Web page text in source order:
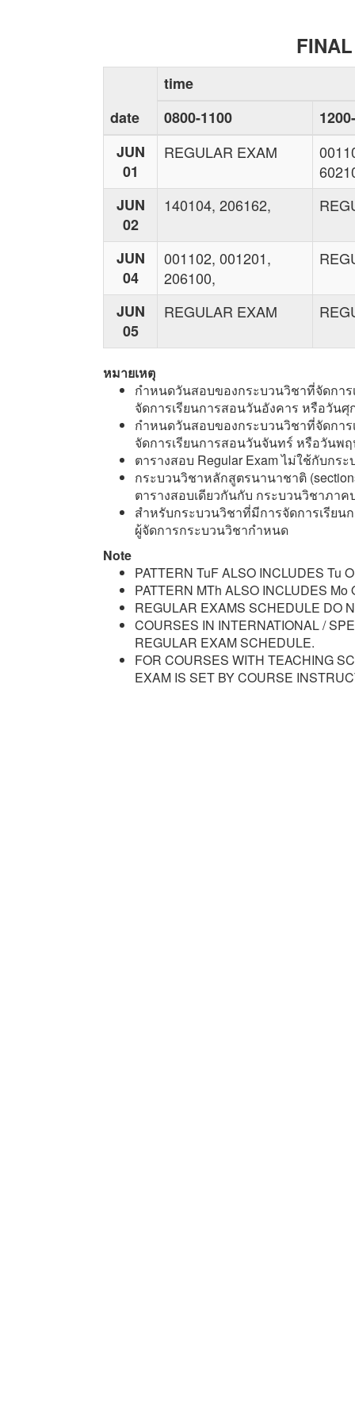
date
time
0800-1100
JUN
01
REGULAR EXAM
JUN
02
140104, 206162,
JUN
04
001102, 001201,
206100,
JUN
05
REGULAR EXAM
หมายเหตุ
กำหนดวันสอบของกระบวนวิชาที่จัดกา
จัดการเรียนการสอนวันอังคาร หรือวันศุ
กำหนดวันสอบของกระบวนวิชาที่จัดกา
จัดการเรียนการสอนวันจันทร์ หรือวันพ
ตารางสอบ Regular Exam ไม่ใช้กับกร
กระบวนวิชาหลักสูตรนานาชาติ
ตารางสอบเดียวกันกับ กระบวนวิชาภาค
สำหรับกระบวนวิชาที่มีการจัดการเรียน
ผู้จัดการกระบวนวิชากำหนด
Note
PATTERN TuF ALSO INCLUDES Tu
PATTERN MTh ALSO INCLUDES Mo
REGULAR EXAMS SCHEDULE DO
COURSES IN INTERNATIONAL /
REGULAR EXAM SCHEDULE.
FOR COURSES WITH TEACHING
EXAM IS SET BY COURSE